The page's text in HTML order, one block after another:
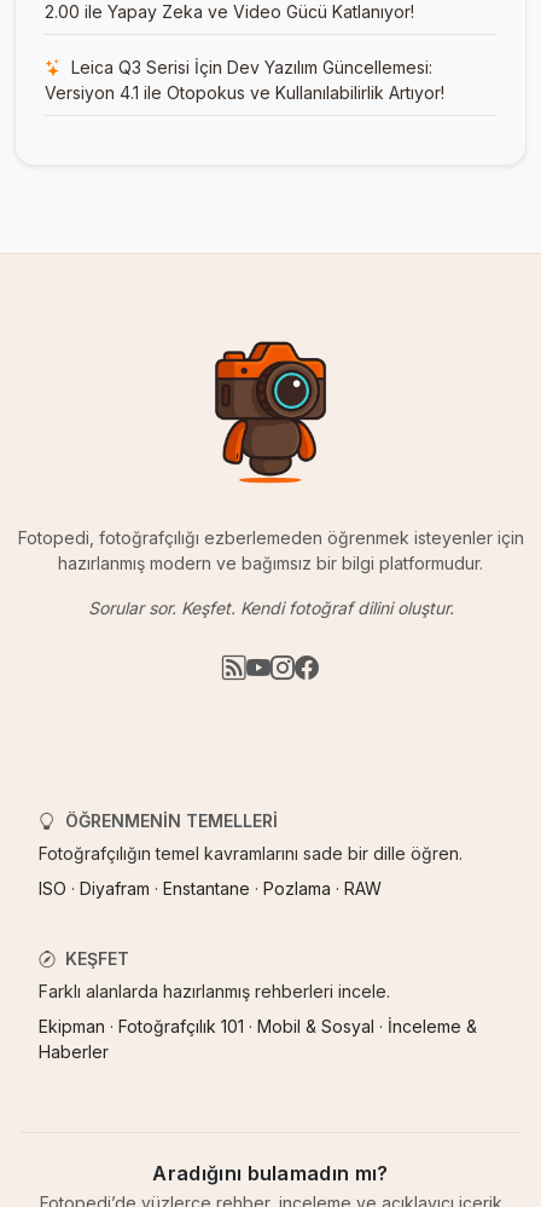
2.00 ile Yapay Zeka ve Video Gücü Katlanıyor!
Leica Q3 Serisi İçin Dev Yazılım Güncellemesi:
Versiyon 4.1 ile Otopokus ve Kullanılabilirlik Artıyor!
Fotopedi, fotoğrafçılığı ezberlemeden öğrenmek isteyenler için
hazırlanmış modern ve bağımsız bir bilgi platformudur.
Sorular sor. Keşfet. Kendi fotoğraf dilini oluştur.
ÖĞRENMENIN TEMELLERI
Fotoğrafçılığın temel kavramlarını sade bir dille öğren.
ISO · Diyafram · Enstantane · Pozlama · RAW
KEŞFET
Farklı alanlarda hazırlanmış rehberleri incele.
Ekipman · Fotoğrafçılık 101 · Mobil & Sosyal · İnceleme &
Haberler
Aradığını bulamadın mı?